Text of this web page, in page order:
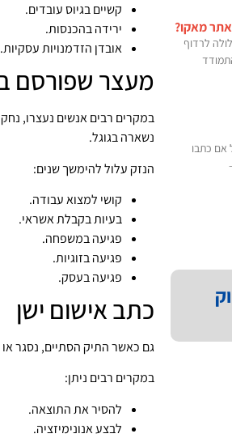
מאקו?
לרדוף
אם כתבו
קשיים בגיוס עובדים.
ירידה בהכנסות.
אובדן הזדמנויות עסקיות.
מעצר שפורסם
במקרים רבים אנשים נעצרו,
נשארה בגוגל.
הנזק עלול להימשך שנים:
קושי למצוא עבודה.
בעיות בקבלת אשראי.
פגיעה במשפחה.
פגיעה בזוגיות.
פגיעה בעסק.
כתב אישום ישן
גם כאשר התיק הסתיים, נסגר
במקרים רבים ניתן:
להסיר את התוצאה.
לבצע אנונימיזציה.